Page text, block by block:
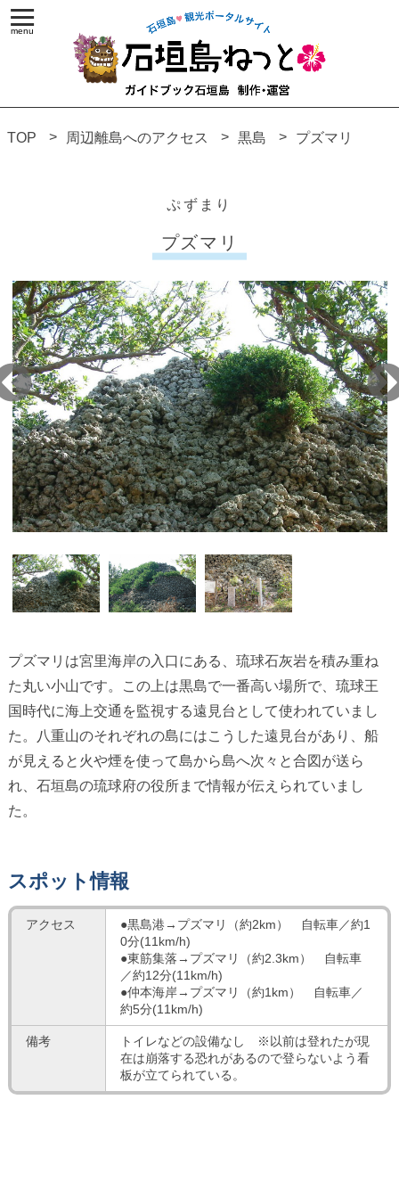
TOP 周辺離島へのアクセス 黒島 プズマリ
ぷずまり
プズマリ
プズマリは宮里海岸の入口にある、琉球石灰岩を積み重ね
た丸い小山です。この上は黒島で一番高い場所で、琉球王
国時代に海上交通を監視する遠見台として使われていまし
た。八重山のそれぞれの島にはこうした遠見台があり、船
が見えると火や煙を使って島から島へ次々と合図が送ら
れ、石垣島の琉球府の役所まで情報が伝えられていまし
た。
スポット情報
アクセス
●黒島港→プズマリ（約2km） 自転車／約1
0分(11km/h)
●東筋集落→プズマリ（約2.3km） 自転車
／約12分(11km/h)
●仲本海岸→プズマリ（約1km） 自転車／
約5分(11km/h)
備考
トイレなどの設備なし ※以前は登れたが現
在は崩落する恐れがあるので登らないよう看
板が立てられている。